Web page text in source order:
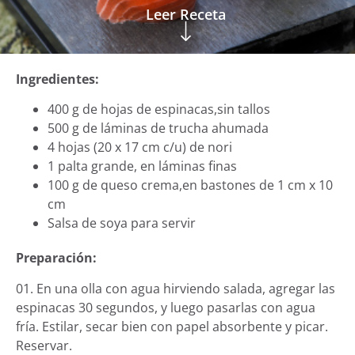
Leer Receta
Ingredientes:
400 g de hojas de espinacas,sin tallos
500 g de láminas de trucha ahumada
4 hojas (20 x 17 cm c/u) de nori
1 palta grande, en láminas finas
100 g de queso crema,en bastones de 1 cm x 10
cm
Salsa de soya para servir
Preparación:
01. En una olla con agua hirviendo salada, agregar las
espinacas 30 segundos, y luego pasarlas con agua
fría. Estilar, secar bien con papel absorbente y picar.
Reservar.